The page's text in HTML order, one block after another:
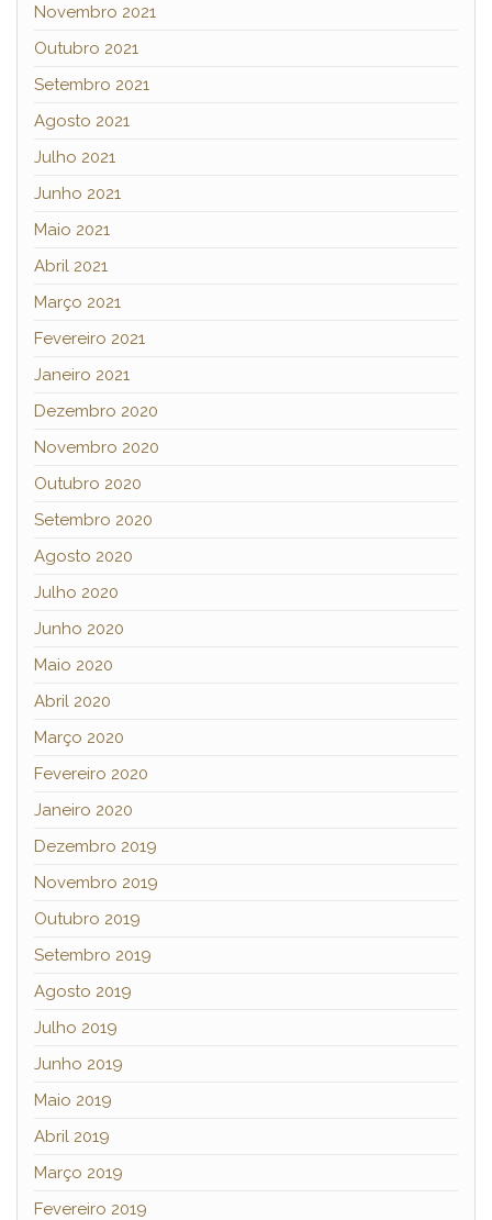
Novembro 2021
Outubro 2021
Setembro 2021
Agosto 2021
Julho 2021
Junho 2021
Maio 2021
Abril 2021
Março 2021
Fevereiro 2021
Janeiro 2021
Dezembro 2020
Novembro 2020
Outubro 2020
Setembro 2020
Agosto 2020
Julho 2020
Junho 2020
Maio 2020
Abril 2020
Março 2020
Fevereiro 2020
Janeiro 2020
Dezembro 2019
Novembro 2019
Outubro 2019
Setembro 2019
Agosto 2019
Julho 2019
Junho 2019
Maio 2019
Abril 2019
Março 2019
Fevereiro 2019